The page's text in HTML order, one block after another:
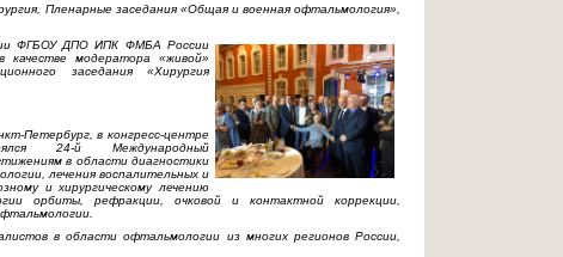
Пленарные заседания «Общая и военная офтальмология»,
ФГБОУ ДПО ИПК ФМБА России
модератора «живой»
заседания «Хирургия
Петербург, в конгресс-центре
24-й Международный
в области диагностики
лечения воспалительных и
и хирургическому лечению
орбиты, рефракции, очковой и контактной коррекции,
в области офтальмологии из многих регионов России,